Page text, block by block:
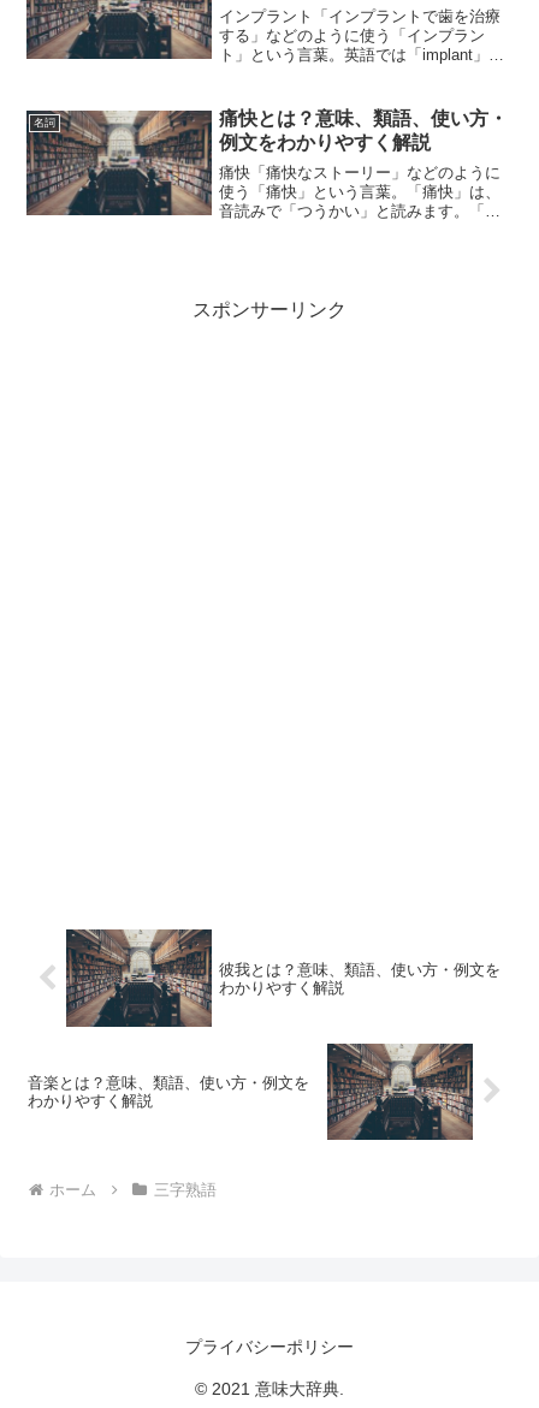
インプラント「インプラントで歯を治療
する」などのように使う「インプラン
ト」という言葉。英語では「implant」と
事では「インプラント」の意味や使い方
や類語について、小...
名詞
痛快とは？意味、類語、使い方・
例文をわかりやすく解説
痛快「痛快なストーリー」などのように
使う「痛快」という言葉。「痛快」は、
音読みで「つうかい」と読みます。「痛
スポンサーリンク
彼我とは？意味、類語、使い方・例文を
わかりやすく解説
音楽とは？意味、類語、使い方・例文を
わかりやすく解説
ホーム 三字熟語
プライバシーポリシー
© 2021 意味大辞典.